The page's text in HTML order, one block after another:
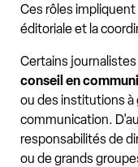
Ces rôles
éditoriale et la
Certains
conseil en
ou des institutions à
communication.
responsabilités de
ou de grands